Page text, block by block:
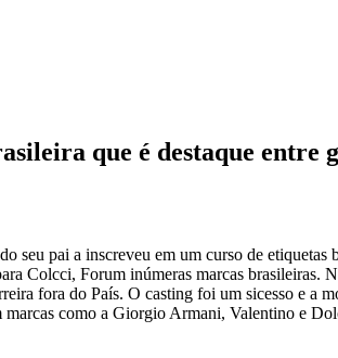
que é destaque entre
seu pai a inscreveu em um curso de
Colcci, Forum inúmeras marcas
fora do País. O casting foi um sicesso e
como a Giorgio Armani, Valentino e